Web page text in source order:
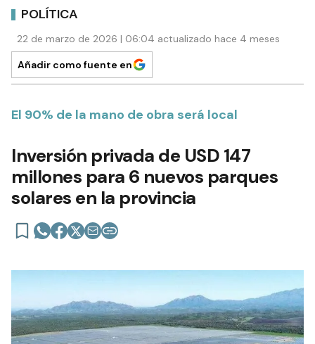
POLÍTICA
22 de marzo de 2026 | 06:04 actualizado hace 4 meses
Añadir como fuente en
El 90% de la mano de obra será local
Inversión privada de USD 147
millones para 6 nuevos parques
solares en la provincia